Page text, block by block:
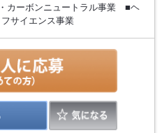
カーボンニュートラル事業 ■ヘ
サイエンス事業